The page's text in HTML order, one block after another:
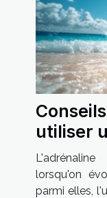
utiliser
en
lorsqu'on
parmi elles,